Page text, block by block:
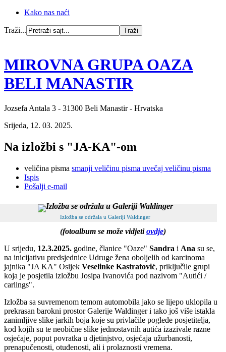
Kako nas naći
Traži...
MIROVNA GRUPA OAZA
BELI MANASTIR
Jozsefa Antala 3 - 31300 Beli Manastir - Hrvatska
Srijeda, 12. 03. 2025.
Na izložbi s "JA-KA"-om
veličina pisma smanji veličinu pisma uvečaj veličinu pisma
Ispis
Pošalji e-mail
Izložba se održala u Galeriji Waldinger
(fotoalbum se može vidjetiovdje)
U srijedu, 12.3.2025. godine, članice "Oaze" Sandra i Ana su se,
na inicijativu predsjednice Udruge žena oboljelih od karcinoma
jajnika "JA KA" Osijek Veselinke Kastratović, priključile grupi
koja je posjetila izložbu Josipa Ivanovića pod nazivom "Autići /
carlings".
Izložba sa suvremenom temom automobila jako se lijepo uklopila u
prekrasan barokni prostor Galerije Waldinger i tako još više istakla
zanimljive slike jarkih boja koje su privlačile poglede posjetitelja,
kod kojih su te neobične slike jednostavnih autića izazivale razne
osjećaje, poput povratka u djetinjstvo, osjećaja užurbanosti,
prenapučenosti, otuđenosti, ali i prolaznosti vremena.